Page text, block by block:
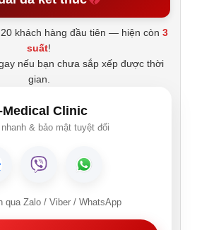
khách hàng đầu tiên — hiện còn3
suất!
nếu bạn chưa sắp xếp được thời
gian.
Medical Clinic
& bảo mật tuyệt đối
qua Zalo / Viber / WhatsApp